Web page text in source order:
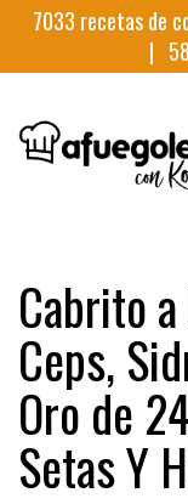
7033 recetas de
|
Cabrito
Ceps,
Oro de
Setas Y